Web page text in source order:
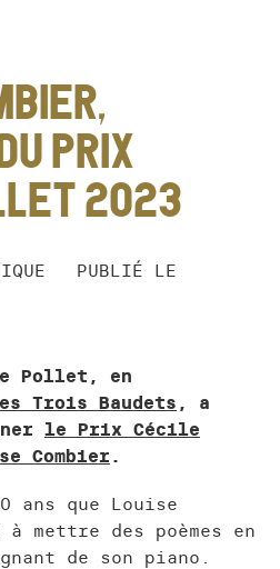
BAR RESTAURATION
PRIVATISATION
ESPACE PRO
R
e
r
e
r
C
E
A
R
E
PRIX
2023
PUBLIÉ LE
Pollet, en
Trois Baudets , a
le Prix Cécile
Combier .
ans que Louise
à mettre des poèmes en
de son piano.